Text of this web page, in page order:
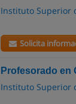
Instituto Superior
Solicita
Profesorado en
Instituto Superior